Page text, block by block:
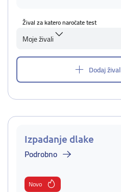
Žival za katero naročate test
Moje živali
Dodaj žival
Izpadanje dlake
Podrobno
Novo